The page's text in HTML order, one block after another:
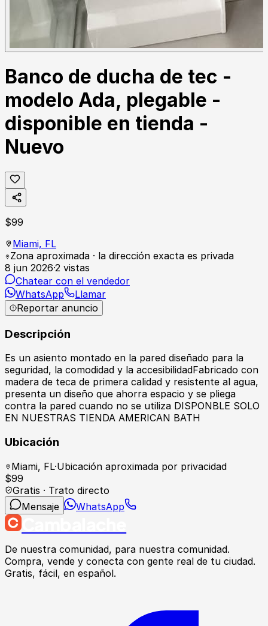
Banco de ducha de tec -
modelo Ada, plegable -
disponible en tienda -
Nuevo
$99
Miami, FL
Zona aproximada · la dirección exacta es privada
8 jun 2026·2 vistas
Chatear con el vendedor
WhatsApp
Llamar
Reportar anuncio
Descripción
Es un asiento montado en la pared diseñado para la
seguridad, la comodidad y la accesibilidadFabricado con
madera de teca de primera calidad y resistente al agua,
presenta un diseño que ahorra espacio y se pliega
contra la pared cuando no se utiliza DISPONBLE SOLO
EN NUESTRAS TIENDA AMERICAN BATH
Ubicación
Miami, FL·Ubicación aproximada por privacidad
$99
Gratis · Trato directo
Mensaje
WhatsApp
De nuestra comunidad, para nuestra comunidad.
Compra, vende y conecta con gente real de tu ciudad.
Gratis, fácil, en español.